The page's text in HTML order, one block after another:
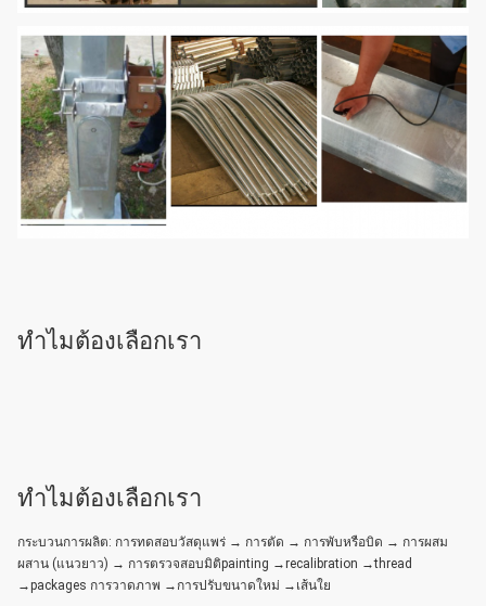
ทําไมต้องเลือกเรา
ทําไมต้องเลือกเรา
กระบวนการผลิต: การทดสอบวัสดุแพร่ → การตัด → การพับหรือบิด → การผสม
ผสาน (แนวยาว) → การตรวจสอบมิติpainting →recalibration →thread
→packages การวาดภาพ →การปรับขนาดใหม่ →เส้นใย